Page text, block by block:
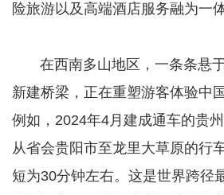
险旅游以及高端酒店服务融为一体
在西南多山地区，一条条悬于
新建桥梁，正在重塑游客体验中
例如，2024年4月建成通车的贵
从省会贵阳市至龙里大草原的行
短为30分钟左右。这是世界跨径